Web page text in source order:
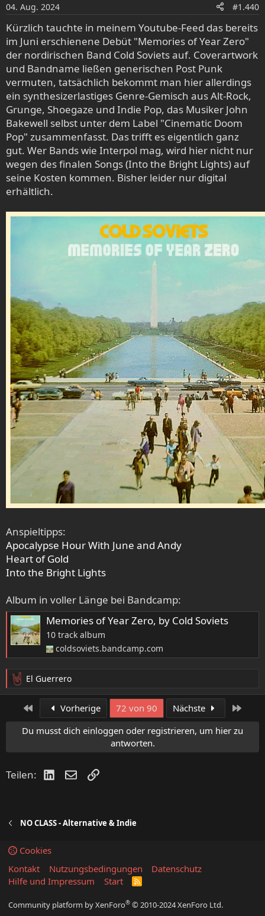
n
e
n
04. Aug. 2024 #1.440
Kürzlich tauchte in meinem Youtube-Feed das bereits
im Juni erschienene Debüt "Memories of Year Zero"
der nordirischen Band Cold Soviets auf. Coverartwork
und Bandname ließen generischen Post Punk
vermuten, tatsächlich bekommt man hier allerdings
ein synthesizerlastiges Genre-Gemisch aus Alt-Rock,
Grunge, Shoegaze und Indie Pop, das Musiker John
Bakewell selbst unter dem Label "Cinematic Doom
Pop" zusammenfasst. Das trifft es eigentlich ganz
gut. Wer Bands wie Interpol mag, wird hier nicht nur
wegen des finalen Songs (Into the Bright Lights) auf
seine Kosten kommen. Bisher leider nur digital
erhältlich.
Anspieltipps:
Apocalypse Hour With June and Andy
Heart of Gold
Into the Bright Lights
Album in voller Länge bei Bandcamp:
Memories of Year Zero, by Cold Soviets
10 track album
coldsoviets.bandcamp.com
R
e
o
e
El Guerrero
Erste Vorherige 72 von 90 Nächste
Du musst dich einloggen oder registrieren, um hier zu
antworten.
Teilen: LinkedIn
E-MailLink
NO CLASS - Alternative & Indie
Cookies
Kontakt
Nutzungsbedingungen
Datenschutz
Hilfe und Impressum
Start
R
S
Community platform by XenForo® © 2010-2024 XenForo Ltd.